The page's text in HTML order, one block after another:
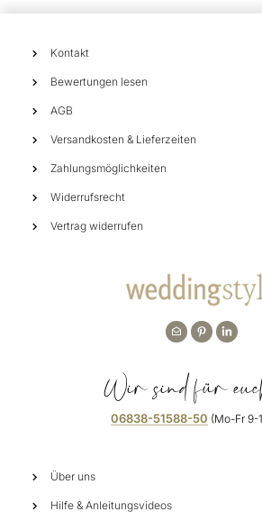
Kontakt
Bewertungen lesen
AGB
Versandkosten & Lieferzeiten
Zahlungsmöglichkeiten
Widerrufsrecht
Vertrag widerrufen
Wir sind für
06838-51588-50 (Mo-Fr 9-
Über uns
Hilfe & Anleitungsvideos